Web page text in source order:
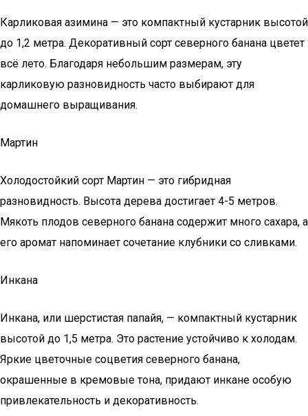
Карликовая азимина — это компактный кустарник высотой
до 1,2 метра. Декоративный сорт северного банана цветет
всё лето. Благодаря небольшим размерам, эту
карликовую разновидность часто выбирают для
домашнего выращивания.
Мартин
Холодостойкий сорт Мартин — это гибридная
разновидность. Высота дерева достигает 4-5 метров.
Мякоть плодов северного банана содержит много сахара, а
его аромат напоминает сочетание клубники со сливками.
Инкана
Инкана, или шерстистая папайя, — компактный кустарник
высотой до 1,5 метра. Это растение устойчиво к холодам.
Яркие цветочные соцветия северного банана,
окрашенные в кремовые тона, придают инкане особую
привлекательность и декоративность.